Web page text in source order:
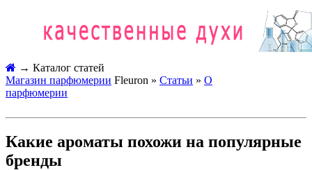
→ Каталог статей
Магазин парфюмерии Fleuron » Статьи » О
парфюмерии
Какие ароматы похожи на популярные
бренды